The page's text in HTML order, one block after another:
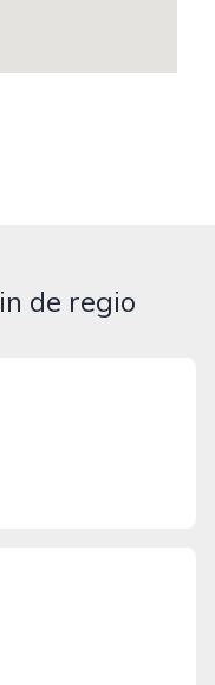
de regio